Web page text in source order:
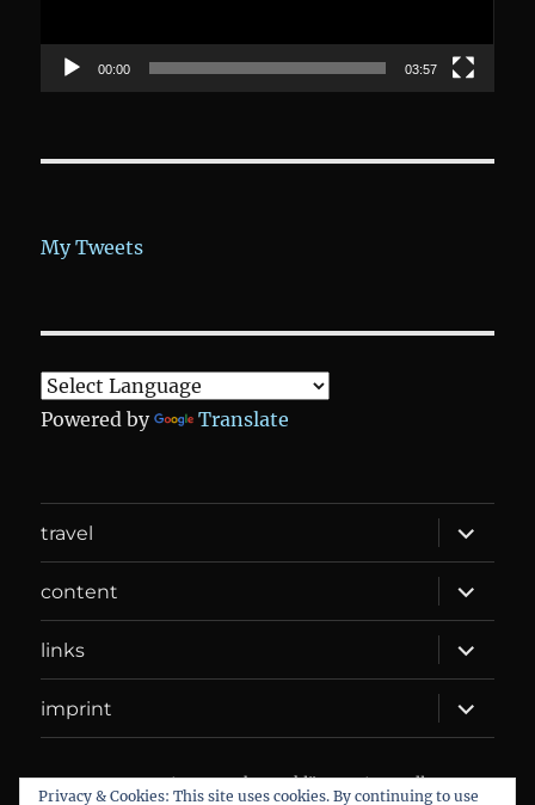
00:00 03:57
My Tweets
Powered by Translate
travel
expand
child
menu
content
expand
child
menu
links
expand
child
menu
imprint
expand
child
menu
DANIEL WEBER Datenschutzerklärung
Proudly
Privacy & Cookies: This site uses cookies. By continuing to use